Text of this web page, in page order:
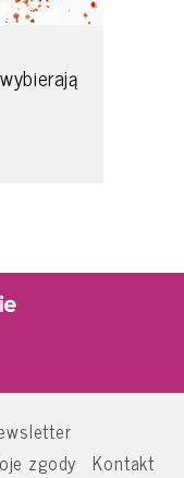
zgody Kontakt